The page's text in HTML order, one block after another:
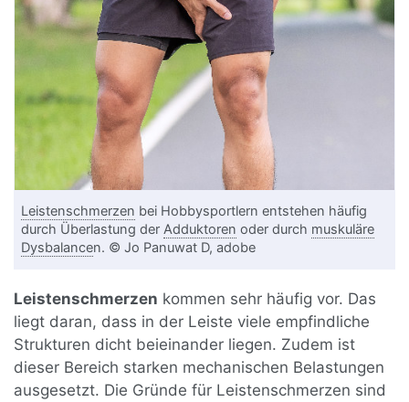
Leistenschmerzen bei Hobbysportlern entstehen häufig
durch Überlastung derAdduktoren oder durch muskuläre
Dysbalancen. © Jo Panuwat D, adobe
Leistenschmerzen kommen sehr häufig vor. Das
liegt daran, dass in der Leiste viele empfindliche
Strukturen dicht beieinander liegen. Zudem ist
dieser Bereich starken mechanischen Belastungen
ausgesetzt. Die Gründe für Leistenschmerzen sind